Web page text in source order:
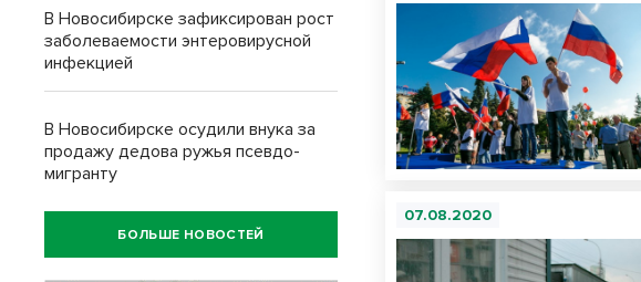
07.08.2020
В Новосибирске зафиксирован рост
заболеваемости энтеровирусной
инфекцией
В Новосибирске осудили внука за
продажу дедова ружья псевдо-
мигранту
БОЛЬШЕ НОВОСТЕЙ